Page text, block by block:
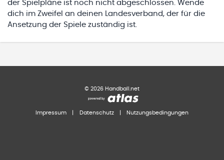
der Spielpläne ist noch nicht abgeschlossen. Wende
dich im Zweifel an deinen Landesverband, der für die
Ansetzung der Spiele zuständig ist.
© 2026 Handball.net
Impressum Datenschutz Nutzungsbedingungen